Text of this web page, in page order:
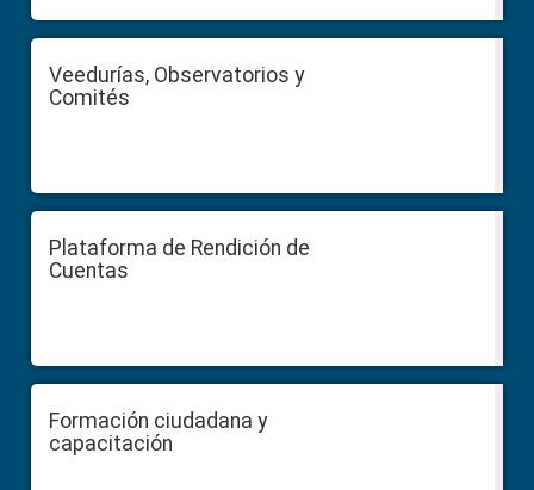
Veedurías, Observatorios y
Comités
Plataforma de Rendición de
Cuentas
Formación ciudadana y
capacitación